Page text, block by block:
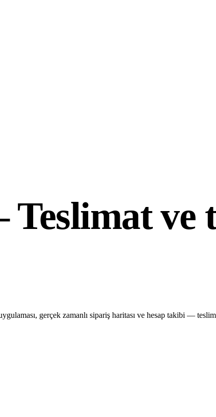
Teslimat ve
gerçek zamanlı sipariş haritası ve hesap takibi —